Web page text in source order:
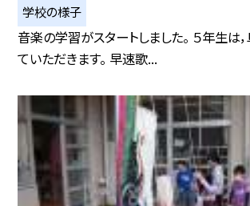
学校の様子
音楽の学習がスタートしました。 ５年生は
ていただきます。 早速歌...